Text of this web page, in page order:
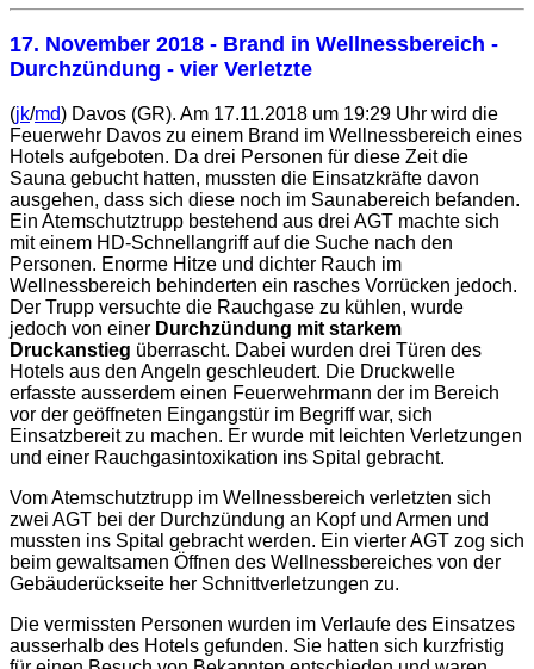
17. November 2018 - Brand in Wellnessbereich -
Durchzündung - vier Verletzte
(jk/md) Davos (GR). Am 17.11.2018 um 19:29 Uhr wird die
Feuerwehr Davos zu einem Brand im Wellnessbereich eines
Hotels aufgeboten. Da drei Personen für diese Zeit die
Sauna gebucht hatten, mussten die Einsatzkräfte davon
ausgehen, dass sich diese noch im Saunabereich befanden.
Ein Atemschutztrupp bestehend aus drei AGT machte sich
mit einem HD-Schnellangriff auf die Suche nach den
Personen. Enorme Hitze und dichter Rauch im
Wellnessbereich behinderten ein rasches Vorrücken jedoch.
Der Trupp versuchte die Rauchgase zu kühlen, wurde
jedoch von einer Durchzündung mit starkem
Druckanstieg überrascht. Dabei wurden drei Türen des
Hotels aus den Angeln geschleudert. Die Druckwelle
erfasste ausserdem einen Feuerwehrmann der im Bereich
vor der geöffneten Eingangstür im Begriff war, sich
Einsatzbereit zu machen. Er wurde mit leichten Verletzungen
und einer Rauchgasintoxikation ins Spital gebracht.
Vom Atemschutztrupp im Wellnessbereich verletzten sich
zwei AGT bei der Durchzündung an Kopf und Armen und
mussten ins Spital gebracht werden. Ein vierter AGT zog sich
beim gewaltsamen Öffnen des Wellnessbereiches von der
Gebäuderückseite her Schnittverletzungen zu.
Die vermissten Personen wurden im Verlaufe des Einsatzes
ausserhalb des Hotels gefunden. Sie hatten sich kurzfristig